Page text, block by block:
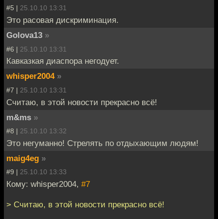
#5 | 25.10.10 13:31
Это расовая дискриминация.
Golova13 »
#6 | 25.10.10 13:31
Кавказкая диаспора негодует.
whisper2004 »
#7 | 25.10.10 13:31
Считаю, в этой новости прекрасно всё!
m&ms »
#8 | 25.10.10 13:32
Это негуманно! Стрелять по отдыхающим людям!
maig4eg »
#9 | 25.10.10 13:33
Кому: whisper2004, #7
> Считаю, в этой новости прекрасно всё!